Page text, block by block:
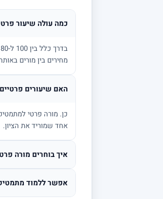
כמה עולה שיעור
מחירים בין מורים
האם שיעורים
אחד שמוריד את הציון.
איך בוחרים מורה
אפשר ללמוד